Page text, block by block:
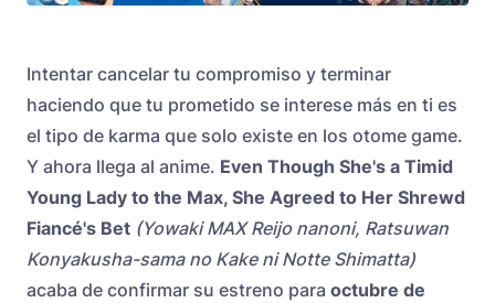
Intentar cancelar tu compromiso y terminar
haciendo que tu prometido se interese más en ti es
el tipo de karma que solo existe en los otome game.
Y ahora llega al anime. Even Though She's a Timid
Young Lady to the Max, She Agreed to Her Shrewd
Fiancé's Bet (Yowaki MAX Reijo nanoni, Ratsuwan
Konyakusha-sama no Kake ni Notte Shimatta)
acaba de confirmar su estreno para octubre de